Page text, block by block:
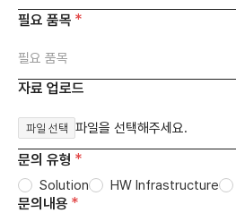
필요 품목
자료 업로드
파일을 선택해주세요.
문의 유형
Solution HW Infrastructure
문의내용